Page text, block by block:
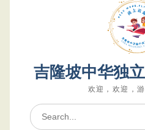
吉隆坡中华独
欢迎，欢迎，
Search
for: